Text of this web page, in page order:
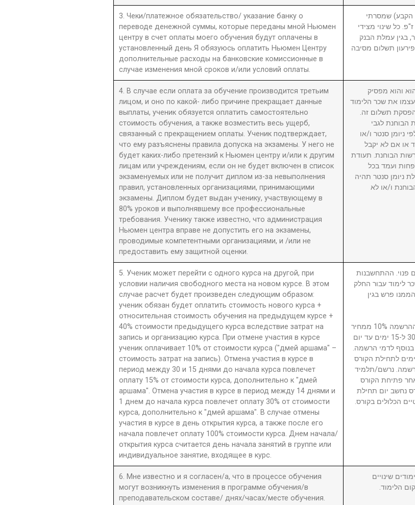
3. Чеки/платежное обязательство/ указание банку о
переводе денежной суммы, которые переданы мной Ньюмен
центру в счет оплаты моего обучения будут оплачены в
установленный день Я обязуюсь оплатить Ньюмен Центру
дополнительные расходы на банковские комиссионные в
случае изменения мной сроков и/или условий оплаты.
הקבע) שמסרתי
כל שינוי מצידי
בגין עמלת הבנק
תשלום מסיבה
4. В случае если оплата за обучение производится третьим
лицом, и оно по какой- либо причине прекращает данные
выплаты, ученик обязуется оплатить самостоятельно
стоимость обучения, а также возместить весь ущерб,
связанный с прекращением оплаты. Ученик подтверждает,
что ему разъяснены правила допуска на экзамены. У него не
будет каких-либо претензий к Ньюмен центру и/или к другим
лицам или учреждениям, если он не будет включен в список
экзаменуемых или не получит диплом из-за невыполнения
правил, установленных организациями, принимающими
экзамены. Диплом будет выдан ученику, участвующему в
80% уроков и выполнявшему все профессиональные
требования. Ученику также известно, что администрация
Ньюмен центра вправе не допустить его на экзамены,
проводимые компетентными организациями, и /или не
предоставить ему защитной оценки.
והוא מפסיק
את שכר הלימוד
תשלום זה.
הבוחנת לגבי
ניומן סנטר ו/או
או אם לא יקבל
הבוחנת. תעודת
מהשיעורים לפחות ועמד בכל
ניומן סנטר תהיה
ו/או לא
5. Ученик может перейти с одного курса на другой, при
условии наличия свободного места на новом курсе. В этом
случае расчет будет произведен следующим образом:
ученик обязан будет оплатить стоимость нового курса +
относительная стоимость обучения на предыдущем курсе +
40% стоимости предыдущего курса вследствие затрат на
запись и организацию курса. При отмене участия в курсе
ученик оплачивает 10% от стоимости курса ("дмей аршама" –
стоимость затрат на запись). Отмена участия в курсе в
период между 30 и 15 днями до начала курса повлечет
оплату 15% от стоимости курса, дополнительно к "дмей
аршама". Отмена участия в курсе в период между 14 днями и
1 днем до начала курса повлечет оплату 30% от стоимости
курса, дополнительно к "дмей аршама". В случае отмены
участия в курсе в день открытия курса, а также после его
начала повлечет оплату 100% стоимости курса. Днем начала/
открытия курса считается день начала занятий в группе или
индивидуальное занятие, входящее в курс.
פנוי. ההתחשבנות
לימוד עבור החלק
ממחיר הקורס הממנו פרש בגין
נרשם/תלמיד המבטל השתתפות בקורס ישלם דמי ההרשמה 10% ממחיר
הקורס. נרשם/תלמיד המבטל השתתפות בקורס בין 30 ל-15 ימים עד יום
15% ממחיר הקורס, בנוסף לדמי הרשמה.
נרשם/תלמיד המבטל השתתפות בקורס בין 1 ל-14 ימים לתחילת הקורס
לדמי הרשמה. נרשם/תלמיד
פתיחת הקורס
נחשב יום תחילת
הכלולים בקורס.
6. Мне известно и я согласен/а, что в процессе обучения
могут возникнуть изменения в программе обучения/в
преподавательском составе/ днях/часах/месте обучения.
שינויים
הלימוד.